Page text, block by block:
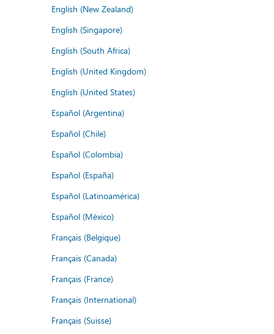
English (New Zealand)
English (Singapore)
English (South Africa)
English (United Kingdom)
English (United States)
Español (Argentina)
Español (Chile)
Español (Colombia)
Español (España)
Español (Latinoamérica)
Español (México)
Français (Belgique)
Français (Canada)
Français (France)
Français (International)
Français (Suisse)